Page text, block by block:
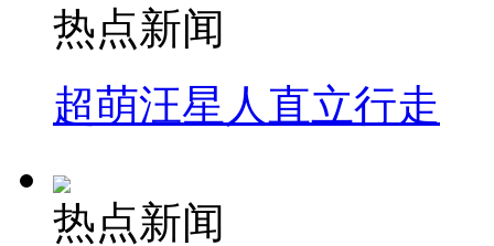
热点新闻
超萌汪星人直立行走
热点新闻